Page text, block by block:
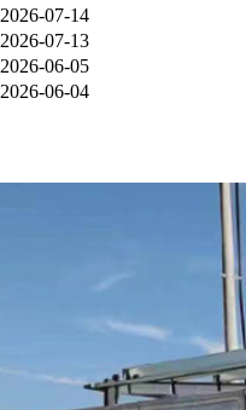
2026-07-14
2026-07-13
2026-06-05
2026-06-04